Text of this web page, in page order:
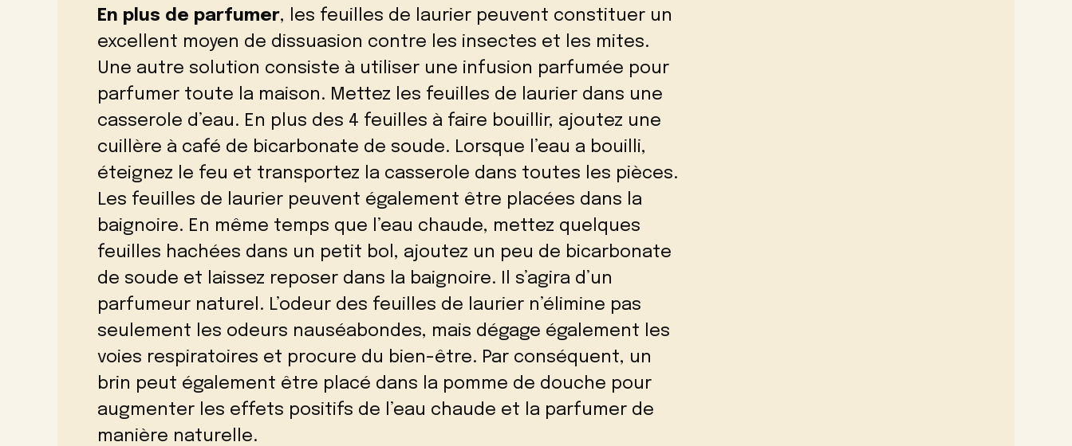
En plus de parfumer, les feuilles de laurier peuvent constituer un
excellent moyen de dissuasion contre les insectes et les mites.
Une autre solution consiste à utiliser une infusion parfumée pour
parfumer toute la maison. Mettez les feuilles de laurier dans une
casserole d’eau. En plus des 4 feuilles à faire bouillir, ajoutez une
cuillère à café de bicarbonate de soude. Lorsque l’eau a bouilli,
éteignez le feu et transportez la casserole dans toutes les pièces.
Les feuilles de laurier peuvent également être placées dans la
baignoire. En même temps que l’eau chaude, mettez quelques
feuilles hachées dans un petit bol, ajoutez un peu de bicarbonate
de soude et laissez reposer dans la baignoire. Il s’agira d’un
parfumeur naturel. L’odeur des feuilles de laurier n’élimine pas
seulement les odeurs nauséabondes, mais dégage également les
voies respiratoires et procure du bien-être. Par conséquent, un
brin peut également être placé dans la pomme de douche pour
augmenter les effets positifs de l’eau chaude et la parfumer de
manière naturelle.